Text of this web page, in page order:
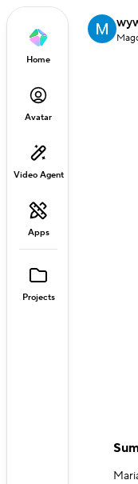
Home
Avatar
Video Agent
Apps
Projects